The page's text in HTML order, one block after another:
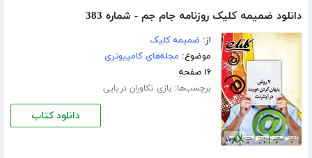
دانلود ضمیمه کلیک روزنامه جام جم - شماره 383
از: ضمیمه کلیک
موضوع: مجله‌های کامپیوتری
۱۶ صفحه
برچسب‌ها:بازی تکاوران دریایی
دانلود کتاب